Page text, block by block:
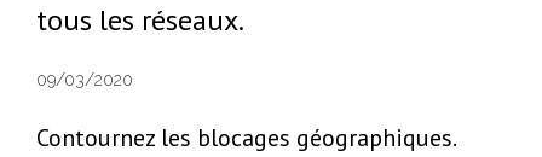
tous les réseaux.
09/03/2020
Contournez les blocages géographiques.